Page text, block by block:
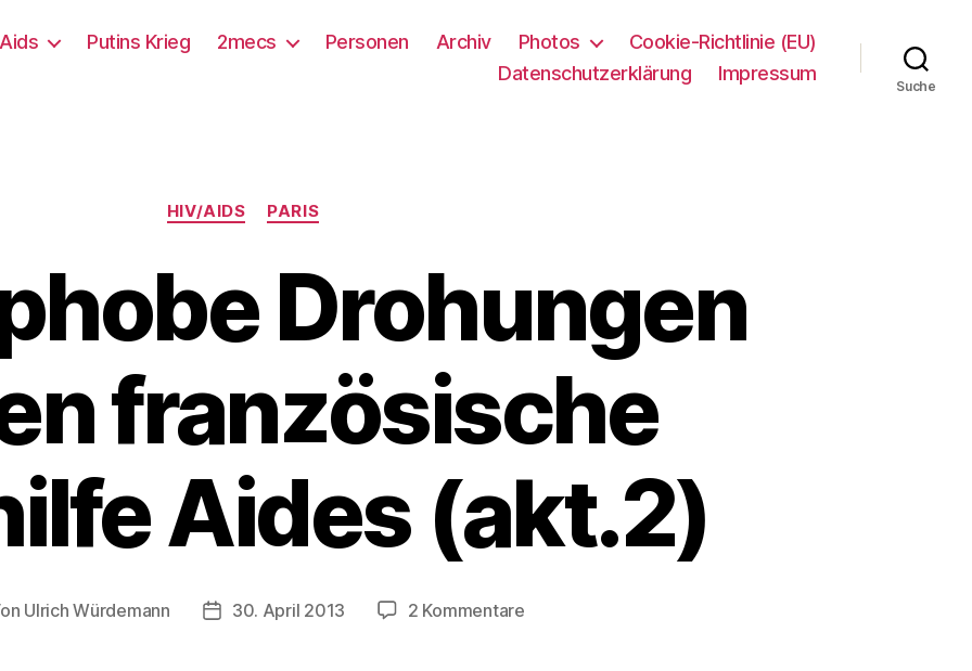
Putins Krieg 2mecs Personen Archiv Photos
Cookie-Richtlinie (EU)
Datenschutzerklärung
Impressum
Suche
Kategorien
HIV/AIDS PARIS
Drohungen
französische
Aides (akt.2)
Ulrich Würdemann Beitragsdatum
30. April 2013 2 Kommentarezu